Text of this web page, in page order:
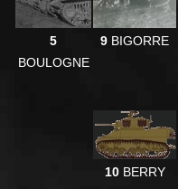
5
BOULOGNE
9 BIGORRE
10BERRY